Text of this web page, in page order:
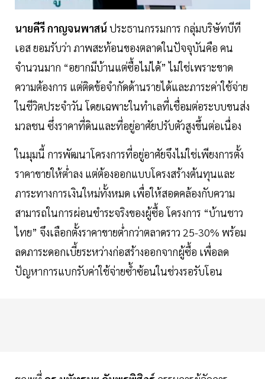
นายคีรี กาญจนพาสน์ ประธานกรรมการ กลุ่มบริษัทบีที
เอส ยอมรับว่า ภาพสะท้อนของตลาดในปัจจุบันคือ คน
จำนวนมาก “อยากมีบ้านแต่ซื้อไม่ได้” ไม่ใช่เพราะขาด
ความต้องการ แต่ติดข้อจำกัดด้านรายได้และภาระค่าใช้จ่าย
ในชีวิตประจำวัน โดยเฉพาะในทำเลที่เชื่อมต่อระบบขนส่ง
มวลชน ซึ่งราคาที่ดินและที่อยู่อาศัยปรับตัวสูงขึ้นต่อเนื่อง
ในมุมนี้ การพัฒนาโครงการที่อยู่อาศัยจึงไม่ใช่เพียงการตั้ง
ราคาขายให้ต่ำลง แต่ต้องออกแบบโครงสร้างต้นทุนและ
ภาระทางการเงินใหม่ทั้งหมด เพื่อให้สอดคล้องกับความ
สามารถในการผ่อนชำระจริงของผู้ซื้อ โครงการ “บ้านชาว
ไทย” จึงเลือกตั้งราคาขายต่ำกว่าตลาดราว 25-30% พร้อม
ลดภาระดอกเบี้ยระหว่างก่อสร้างออกจากผู้ซื้อ เพื่อลด
ปัญหาการแบกรับค่าใช้จ่ายซ้ำซ้อนในช่วงรอรับโอน